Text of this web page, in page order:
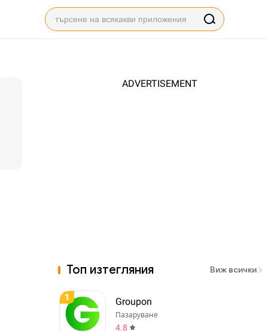
ADVERTISEMENT
Топ изтегляния Виж всички
1 Groupon
Пазаруване
4.8